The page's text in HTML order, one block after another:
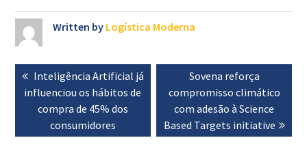
Written by Logística Moderna
Navegação
de
artigos
Previous
post:
Inteligência Artificial já
influenciou os hábitos de
compra de 45% dos
consumidores
Next
post:
Sovena reforça
compromisso climático
com adesão à Science
Based Targets initiative